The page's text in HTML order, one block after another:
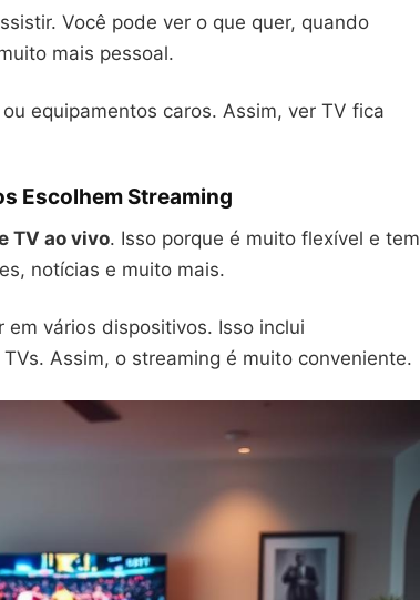
Você pode ver o que quer, quando
mais pessoal.
equipamentos caros. Assim, ver TV fica
Escolhem Streaming
TV ao vivo. Isso porque é muito flexível e tem
notícias e muito mais.
vários dispositivos. Isso inclui
Assim, o streaming é muito conveniente.